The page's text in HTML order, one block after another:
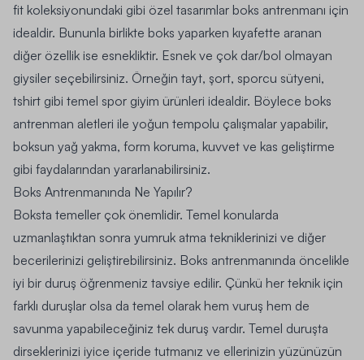
fit koleksiyonundaki gibi özel tasarımlar boks antrenmanı için
idealdir. Bununla birlikte boks yaparken kıyafette aranan
diğer özellik ise esnekliktir. Esnek ve çok dar/bol olmayan
giysiler seçebilirsiniz. Örneğin tayt, şort, sporcu sütyeni,
tshirt gibi temel spor giyim ürünleri idealdir. Böylece boks
antrenman aletleri ile yoğun tempolu çalışmalar yapabilir,
boksun yağ yakma, form koruma, kuvvet ve kas geliştirme
gibi faydalarından yararlanabilirsiniz.
Boks Antrenmanında Ne Yapılır?
Boksta temeller çok önemlidir. Temel konularda
uzmanlaştıktan sonra yumruk atma tekniklerinizi ve diğer
becerilerinizi geliştirebilirsiniz. Boks antrenmanında öncelikle
iyi bir duruş öğrenmeniz tavsiye edilir. Çünkü her teknik için
farklı duruşlar olsa da temel olarak hem vuruş hem de
savunma yapabileceğiniz tek duruş vardır. Temel duruşta
dirseklerinizi iyice içeride tutmanız ve ellerinizin yüzünüzün